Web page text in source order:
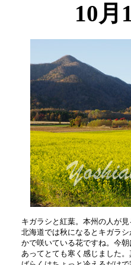
10月
キガラシと紅葉。本州の人が
北海道では秋になるとキガラ
かで咲いている花ですね。今
あってとても寒く感じました